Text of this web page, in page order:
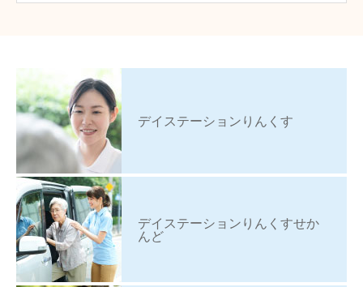
デイステーションりんくす
デイステーションりんくすせか
んど